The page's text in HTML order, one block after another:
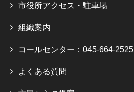
市役所アクセス・駐車場
組織案内
コールセンター：045-664-2525
よくある質問